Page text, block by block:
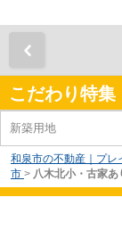
こだわり特集
新築用地
和泉市の不動産｜プレ
市 > 八木北小・古家